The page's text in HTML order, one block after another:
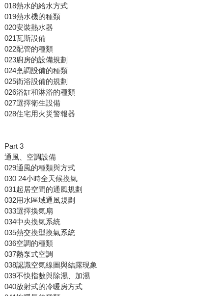
018熱水的給水方式
019熱水機的種類
020安裝熱水器
021瓦斯設備
022配管的種類
023廚房的設備規劃
024烹調設備的種類
025衛浴設備的規劃
026浴缸和淋浴的種類
027選擇衛生設備
028住宅用火災警報器
Part 3
通風、空調設備
029通風的種類與方式
030 24小時全天候換氣
031起居空間的通風規劃
032用水區域通風規劃
033選擇換氣扇
034中央換氣系統
035熱交換型換氣系統
036空調的種類
037熱泵式空調
038認識空氣線圖與結露現象
039不快指數與除濕、加濕
040放射式的冷暖房方式